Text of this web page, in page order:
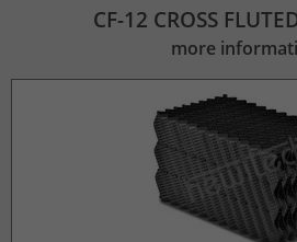
CF-12 CROSS
more